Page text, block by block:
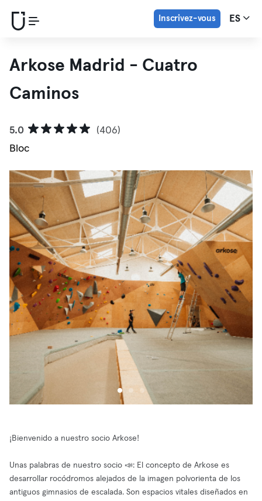
Inscrivez-vous ES
Arkose Madrid - Cuatro
Caminos
5.0
(406)
Bloc
¡Bienvenido a nuestro socio Arkose!
Unas palabras de nuestro socio 📣: El concepto de Arkose es
desarrollar rocódromos alejados de la imagen polvorienta de los
antiguos gimnasios de escalada. Son espacios vitales diseñados en